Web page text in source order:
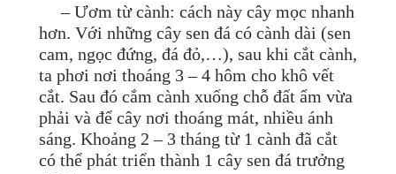
– Ươm từ cành: cách này cây mọc nhanh
hơn. Với những cây sen đá có cành dài (sen
cam, ngọc đứng, đá đỏ,…), sau khi cắt cành,
ta phơi nơi thoáng 3 – 4 hôm cho khô vết
cắt. Sau đó cắm cành xuống chỗ đất ẩm vừa
phải và để cây nơi thoáng mát, nhiều ánh
sáng. Khoảng 2 – 3 tháng từ 1 cành đã cắt
có thể phát triển thành 1 cây sen đá trưởng